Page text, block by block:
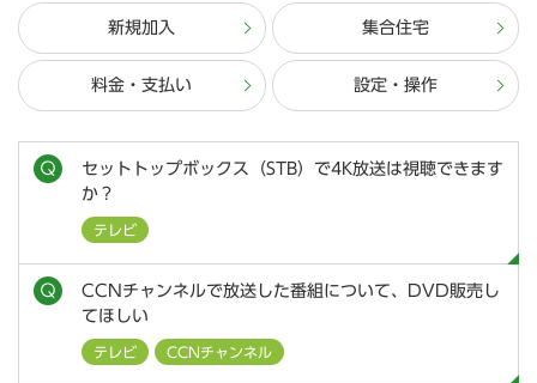
新規加入 集合住宅
料金・支払い 設定・操作
セットトップボックス（STB）で4K放送は視聴できます
か？
テレビ
CCNチャンネルで放送した番組について、DVD販売し
てほしい
テレビ CCNチャンネル